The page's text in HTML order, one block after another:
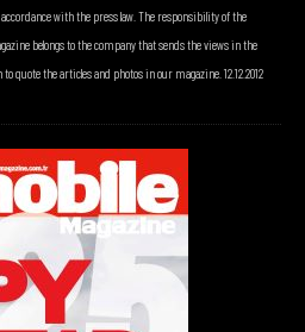
with the press law. The responsibility of the
belongs to the company that sends the views in the
the articles and photos in our magazine. 12.12.2012